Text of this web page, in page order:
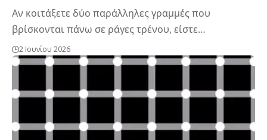
Αν κοιτάξετε δύο παράλληλες γραμμές που
βρίσκονται πάνω σε ράγες τρένου, είστε…
2 Ιουνίου 2026